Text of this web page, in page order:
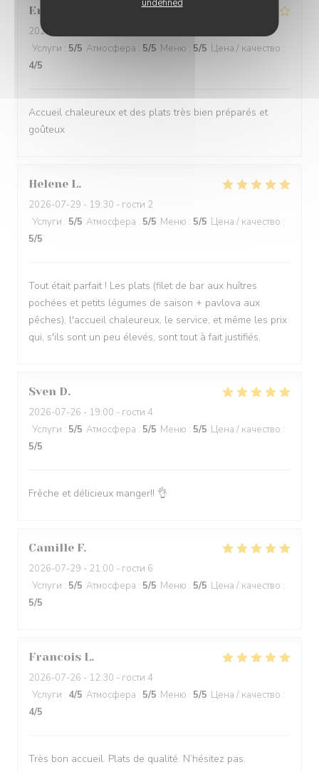
undefined
Eric
2026-08-01
Услуги : 5/5 Атмосфера : 5/5 Меню : 5/5 Цена / качество :
4/5
Accueil chaleureux et des plats très bien préparés et
goûteux
Helene L
2026-07-29 - 19:30 - гости 2
Услуги : 5/5 Атмосфера : 5/5 Меню : 5/5 Цена / качество :
5/5
Tout était parfait ! Les plats (filet de bar aux huîtres
pochées et petits légumes de saison + pavlova aux
pêches), l'accueil chaleureux, le service, et même les prix
qui, s'ils sont un peu élevés, sont tout à fait justifiés.
Sven D
2026-07-26 - 19:00 - гости 4
Услуги : 5/5 Атмосфера : 5/5 Меню : 5/5 Цена / качество :
5/5
Frêche et délicieux manger!! 👌
Camille F
2026-07-29 - 21:00 - гости 6
Услуги : 5/5 Атмосфера : 5/5 Меню : 5/5 Цена / качество :
5/5
Francois L
2026-07-26 - 12:30 - гости 4
Услуги : 4/5 Атмосфера : 5/5 Меню : 5/5 Цена / качество :
4/5
Très bon accueil. Plats de qualité. N’hésitez pas.